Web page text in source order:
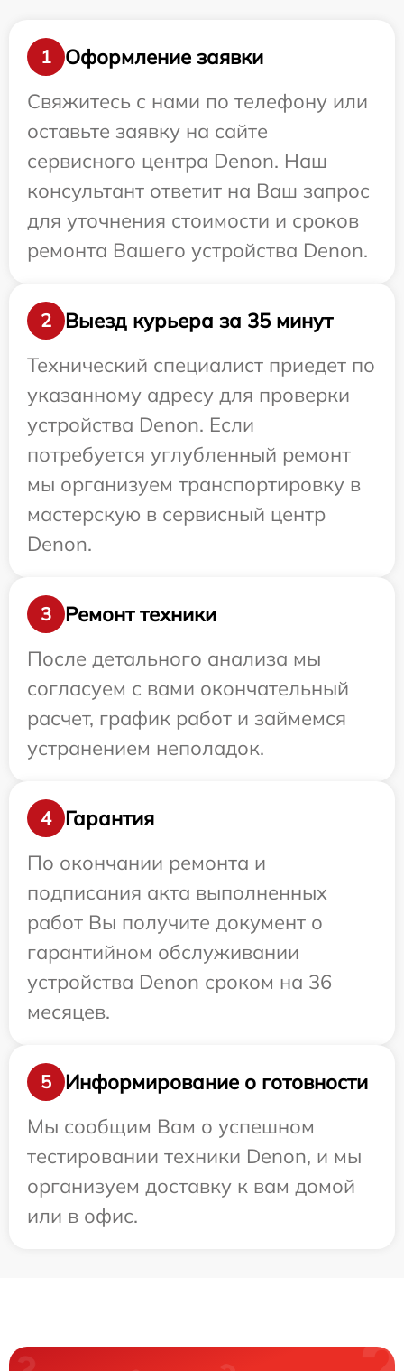
1
Оформление заявки
Свяжитесь с нами по телефону или
оставьте заявку на сайте
сервисного центра Denon. Наш
консультант ответит на Ваш запрос
для уточнения стоимости и сроков
ремонта Вашего устройства Denon.
2
Выезд курьера за 35 минут
Технический специалист приедет по
указанному адресу для проверки
устройства Denon. Если
потребуется углубленный ремонт
мы организуем транспортировку в
мастерскую в сервисный центр
Denon.
3
Ремонт техники
После детального анализа мы
согласуем с вами окончательный
расчет, график работ и займемся
устранением неполадок.
4
Гарантия
По окончании ремонта и
подписания акта выполненных
работ Вы получите документ о
гарантийном обслуживании
устройства Denon сроком на 36
месяцев.
5
Информирование о готовности
Мы сообщим Вам о успешном
тестировании техники Denon, и мы
организуем доставку к вам домой
или в офис.